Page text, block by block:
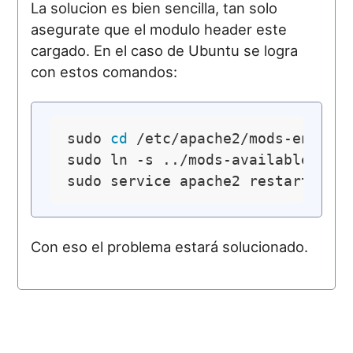
La solucion es bien sencilla, tan solo
asegurate que el modulo header este
cargado. En el caso de Ubuntu se logra
con estos comandos:
sudo cd /etc/apache2/mods-
sudo ln -s ../mods-available/
Con eso el problema estará solucionado.